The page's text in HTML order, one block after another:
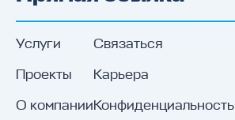
Услуги
Проекты
О компании
Связаться
Карьера
Конфиденциальность